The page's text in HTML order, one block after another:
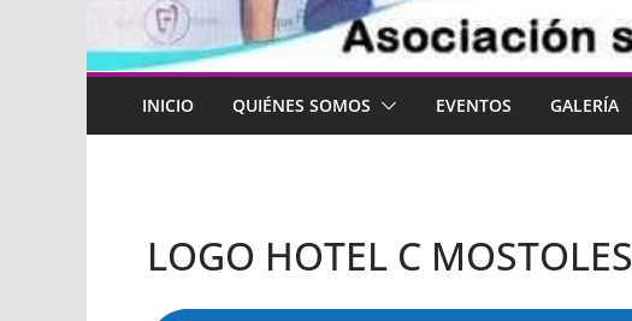
INICIO QUIÉNES SOMOS EVENTOS GALERÍA
LOGO HOTEL C MOSTOLES